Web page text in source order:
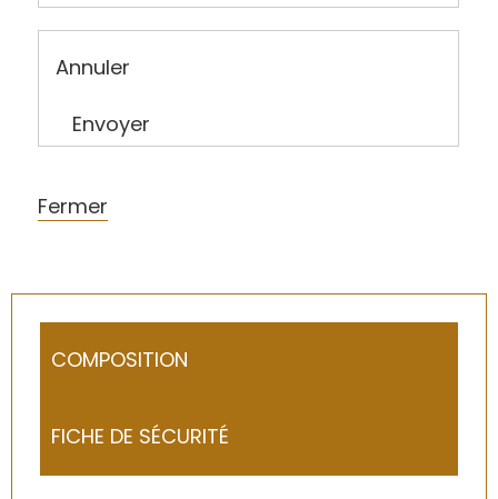
Annuler
Envoyer
Fermer
COMPOSITION
FICHE DE SÉCURITÉ